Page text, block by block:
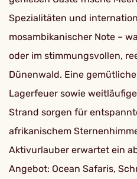
Spezialitäten und
mosambikanischer Note –
oder im stimmungsvollen,
Dünenwald. Eine
Lagerfeuer sowie
Strand sorgen für
afrikanischem
Aktivurlauber erwartet ein
Angebot: Ocean Safaris,